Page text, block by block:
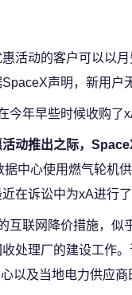
活动的客户可以以
声明，新用户
今年早些时候收购了
活动推出之际，
据中心使用燃气轮机
在诉讼中为xA进行了
互联网降价措施，似
处理厂的建设工作
以及当地电力供应商